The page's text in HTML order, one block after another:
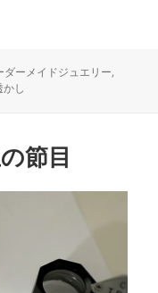
ダーメイドジュエリー,
かし
節目